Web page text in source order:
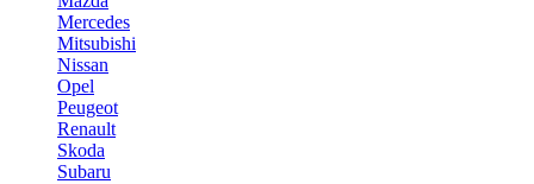
Mercedes
Mitsubishi
Nissan
Opel
Peugeot
Renault
Skoda
Subaru